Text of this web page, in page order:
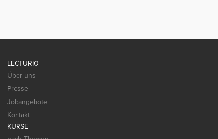
LECTURIO
Über uns
Presse
Jobangebote
Kontakt
KURSE